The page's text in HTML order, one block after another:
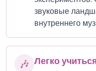
звуковые
внутреннего
🎶 Легко